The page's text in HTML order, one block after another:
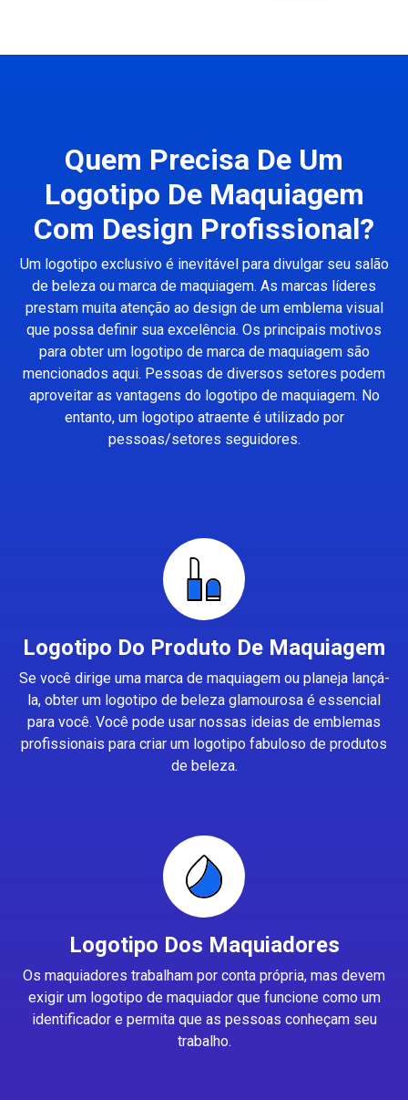
Quem Precisa De Um
Logotipo De Maquiagem
Com Design Profissional?
Um logotipo exclusivo é inevitável para divulgar seu salão
de beleza ou marca de maquiagem. As marcas líderes
prestam muita atenção ao design de um emblema visual
que possa definir sua excelência. Os principais motivos
para obter um logotipo de marca de maquiagem são
mencionados aqui. Pessoas de diversos setores podem
aproveitar as vantagens do logotipo de maquiagem. No
entanto, um logotipo atraente é utilizado por
pessoas/setores seguidores.
Logotipo Do Produto De Maquiagem
Se você dirige uma marca de maquiagem ou planeja lançá-
la, obter um logotipo de beleza glamourosa é essencial
para você. Você pode usar nossas ideias de emblemas
profissionais para criar um logotipo fabuloso de produtos
de beleza.
Logotipo Dos Maquiadores
Os maquiadores trabalham por conta própria, mas devem
exigir um logotipo de maquiador que funcione como um
identificador e permita que as pessoas conheçam seu
trabalho.